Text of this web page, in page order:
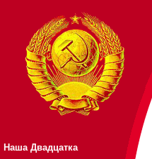
Наша Двадцатка